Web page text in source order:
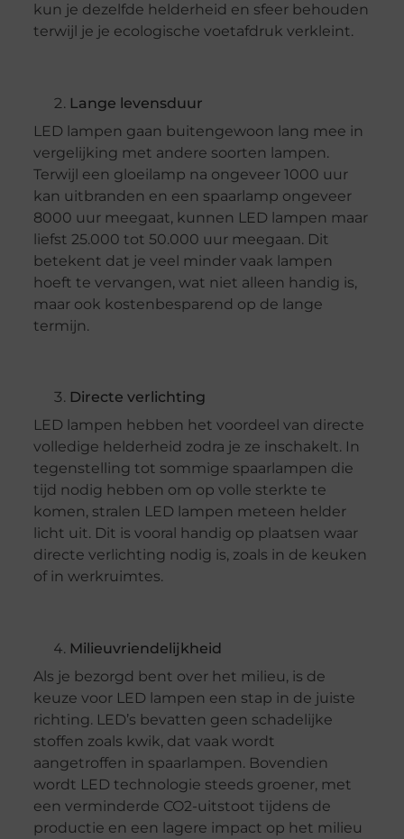
kun je dezelfde helderheid en sfeer behouden
terwijl je je ecologische voetafdruk verkleint.
Lange levensduur
LED lampen gaan buitengewoon lang mee in
vergelijking met andere soorten lampen.
Terwijl een gloeilamp na ongeveer 1000 uur
kan uitbranden en een spaarlamp ongeveer
8000 uur meegaat, kunnen LED lampen maar
liefst 25.000 tot 50.000 uur meegaan. Dit
betekent dat je veel minder vaak lampen
hoeft te vervangen, wat niet alleen handig is,
maar ook kostenbesparend op de lange
termijn.
Directe verlichting
LED lampen hebben het voordeel van directe
volledige helderheid zodra je ze inschakelt. In
tegenstelling tot sommige spaarlampen die
tijd nodig hebben om op volle sterkte te
komen, stralen LED lampen meteen helder
licht uit. Dit is vooral handig op plaatsen waar
directe verlichting nodig is, zoals in de keuken
of in werkruimtes.
Milieuvriendelijkheid
Als je bezorgd bent over het milieu, is de
keuze voor LED lampen een stap in de juiste
richting. LED’s bevatten geen schadelijke
stoffen zoals kwik, dat vaak wordt
aangetroffen in spaarlampen. Bovendien
wordt LED technologie steeds groener, met
een verminderde CO2-uitstoot tijdens de
productie en een lagere impact op het milieu